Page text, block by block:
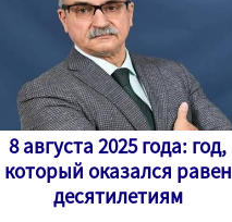
8 августа 2025 года: год,
который оказался равен
десятилетиям